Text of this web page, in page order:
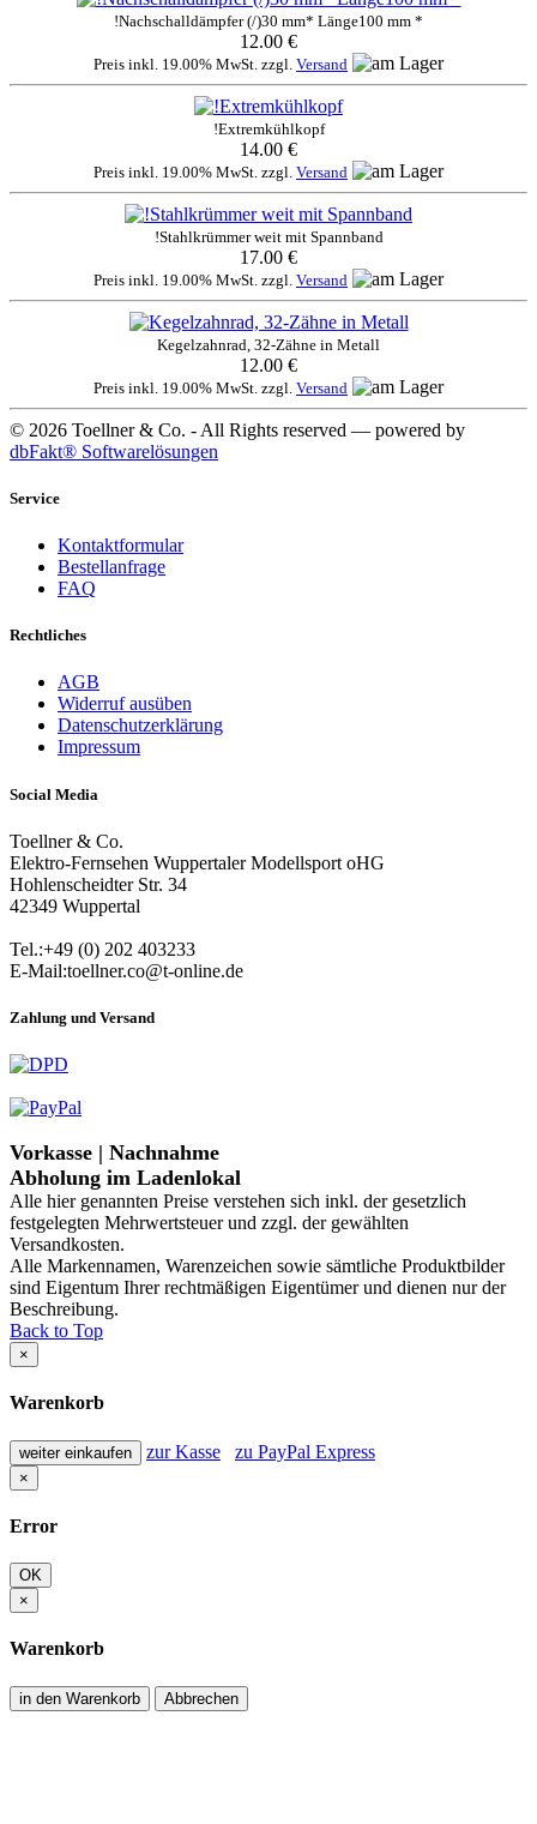
!Nachschalldämpfer (/)30 mm* Länge100 mm *
12.00 €
Preis inkl. 19.00% MwSt. zzgl. Versand
!Extremkühlkopf
14.00 €
Preis inkl. 19.00% MwSt. zzgl. Versand
!Stahlkrümmer weit mit Spannband
17.00 €
Preis inkl. 19.00% MwSt. zzgl. Versand
Kegelzahnrad, 32-Zähne in Metall
12.00 €
Preis inkl. 19.00% MwSt. zzgl. Versand
© 2026 Toellner & Co. - All Rights reserved — powered by
dbFakt® Softwarelösungen
Service
Kontaktformular
Bestellanfrage
FAQ
Rechtliches
AGB
Widerruf ausüben
Datenschutzerklärung
Impressum
Social Media
Toellner & Co.
Elektro-Fernsehen Wuppertaler Modellsport oHG
Hohlenscheidter Str. 34
42349 Wuppertal
Tel.:+49 (0) 202 403233
E-Mail:toellner.co@t-online.de
Zahlung und Versand
Vorkasse | Nachnahme
Abholung im Ladenlokal
Alle hier genannten Preise verstehen sich inkl. der gesetzlich
festgelegten Mehrwertsteuer und zzgl. der gewählten
Versandkosten.
Alle Markennamen, Warenzeichen sowie sämtliche Produktbilder
sind Eigentum Ihrer rechtmäßigen Eigentümer und dienen nur der
Beschreibung.
Back to Top
×
Warenkorb
weiter einkaufen zur Kasse zu PayPal Express
×
Error
OK
×
Warenkorb
in den Warenkorb Abbrechen